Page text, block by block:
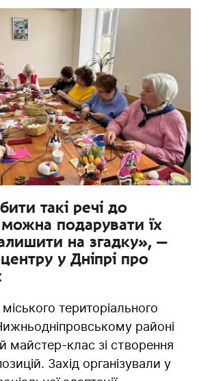
такі речі до
подарувати їх
на згадку», —
у Дніпрі про
міського територіального
районі
майстер-клас зі створення
Захід організували у